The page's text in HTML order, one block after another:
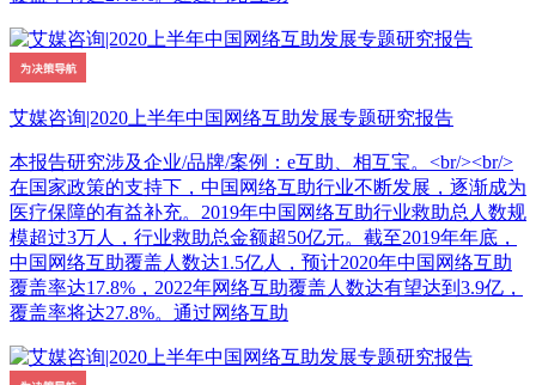
艾媒咨询|2020上半年中国网络互助发展专题研究报告
本报告研究涉及企业/品牌/案例：e互助、相互宝。<br/><br/>
在国家政策的支持下，中国网络互助行业不断发展，逐渐成为
医疗保障的有益补充。2019年中国网络互助行业救助总人数规
模超过3万人，行业救助总金额超50亿元。截至2019年年底，
中国网络互助覆盖人数达1.5亿人，预计2020年中国网络互助
覆盖率达17.8%，2022年网络互助覆盖人数达有望达到3.9亿，
覆盖率将达27.8%。通过网络互助